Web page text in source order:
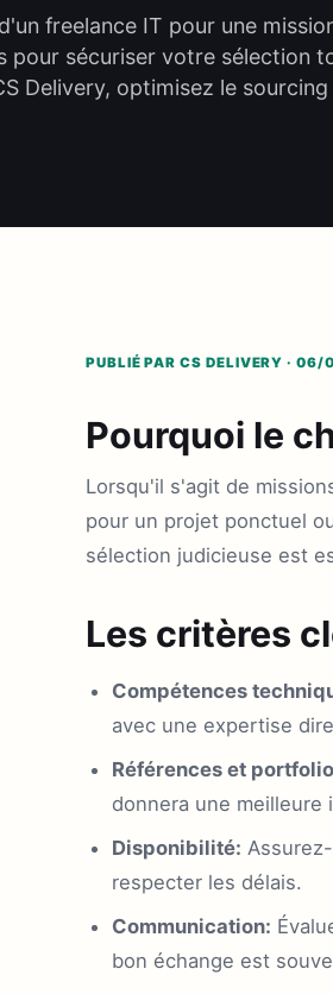
freelance IT pour une
pour sécuriser votre sélection
Delivery, optimisez le
PUBLIÉ PAR CS DELIVERY ·
Pourquoi le
Lorsqu'il s'agit de
pour un projet ponctuel
sélection judicieuse est
Les critères
Compétences
avec une expertise
Références et
donnera une meilleure
Disponibilité:
respecter les délais.
Communication:
bon échange est